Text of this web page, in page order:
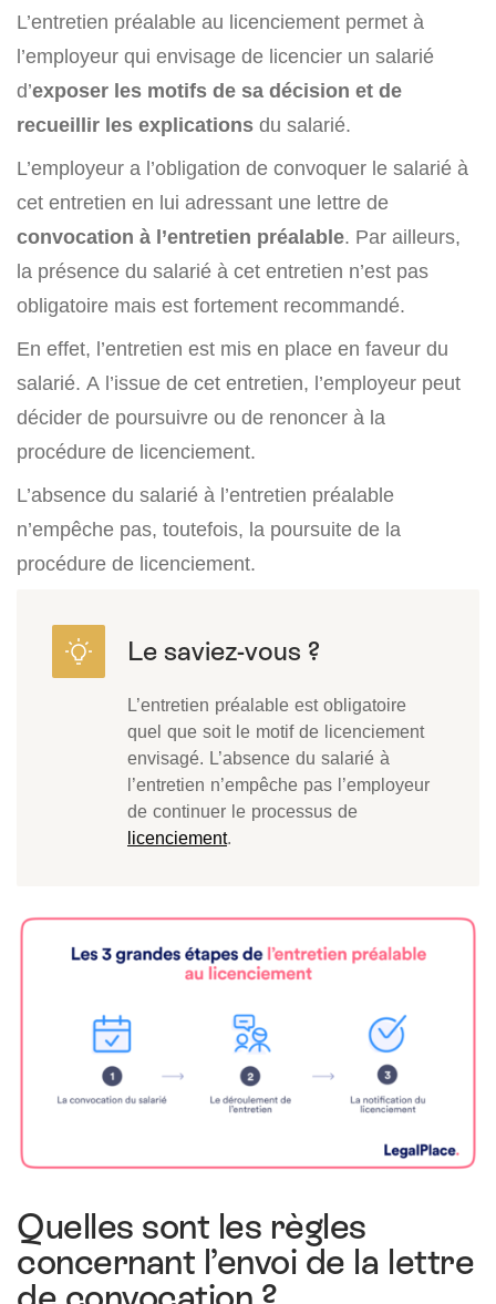
L’entretien préalable au licenciement permet à
l’employeur qui envisage de licencier un salarié
d’exposer les motifs de sa décision et de
recueillir les explications du salarié.
L’employeur a l’obligation de convoquer le salarié à
cet entretien en lui adressant une lettre de
convocation à l’entretien préalable. Par ailleurs,
la présence du salarié à cet entretien n’est pas
obligatoire mais est fortement recommandé.
En effet, l’entretien est mis en place en faveur du
salarié. A l’issue de cet entretien, l’employeur peut
décider de poursuivre ou de renoncer à la
procédure de licenciement.
L’absence du salarié à l’entretien préalable
n’empêche pas, toutefois, la poursuite de la
procédure de licenciement.
L’entretien préalable est obligatoire
quel que soit le motif de licenciement
envisagé. L’absence du salarié à
l’entretien n’empêche pas l’employeur
de continuer le processus de
licenciement.
Quelles sont les règles
concernant l’envoi de la lettre